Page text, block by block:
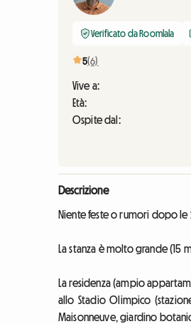
Verificato da Roomlala
5(6)
Vive a:
Età:
Ospite dal:
Descrizione
Niente feste o rumori dopo le
La stanza è molto grande (15
La residenza (ampio
allo Stadio Olimpico
Maisonneuve, giardino